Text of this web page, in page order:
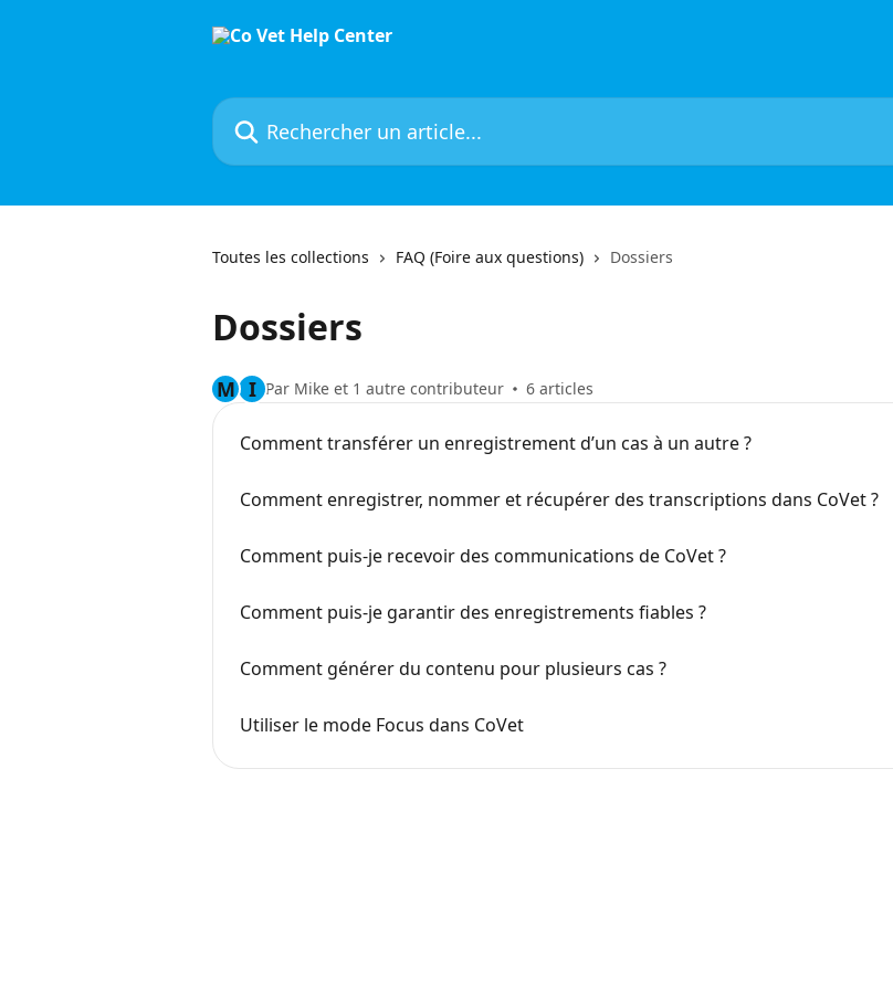
Rechercher un article...
Toutes les collections FAQ (Foire aux questions) Dossiers
Dossiers
M I Par Mike et 1 autre contributeur 6 articles
Comment transférer un enregistrement d’un cas à un autre ?
Comment enregistrer, nommer et récupérer des transcriptions dans CoVet ?
Comment puis-je recevoir des communications de CoVet ?
Comment puis-je garantir des enregistrements fiables ?
Comment générer du contenu pour plusieurs cas ?
Utiliser le mode Focus dans CoVet